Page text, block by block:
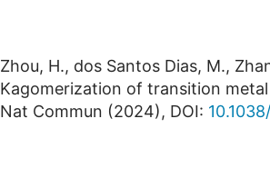
Zhou, H., dos Santos Dias, M.,
Kagomerization of transition
Nat Commun (2024), DOI: